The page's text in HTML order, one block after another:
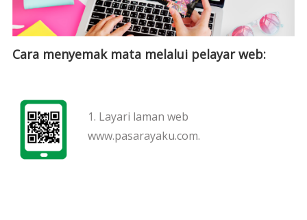
Cara menyemak mata melalui pelayar web:
1. Layari laman web
www.pasarayaku.com.